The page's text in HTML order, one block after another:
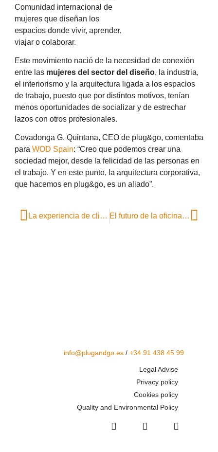
Comunidad internacional de
mujeres que diseñan los
espacios donde vivir, aprender,
viajar o colaborar.
Este movimiento nació de la necesidad de conexión
entre las mujeres del sector del diseño, la industria,
el interiorismo y la arquitectura ligada a los espacios
de trabajo, puesto que por distintos motivos, tenían
menos oportunidades de socializar y de estrechar
lazos con otros profesionales.
Covadonga G. Quintana, CEO de plug&go, comentaba
para WOD Spain: “Creo que podemos crear una
sociedad mejor, desde la felicidad de las personas en
el trabajo. Y en este punto, la arquitectura corporativa,
que hacemos en plug&go, es un aliado”.
La experiencia de cliente comienza en la oficina El futuro de la oficina ya es híbrido
info@plugandgo.es / +34 91 438 45 99
Legal Advise
Privacy policy
Cookies policy
Quality and Environmental Policy